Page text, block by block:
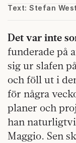
Text: Stefan
Det var inte
funderade på
sig ur slafen
och föll ut i
för några
planer och
han
Maggio. Sen